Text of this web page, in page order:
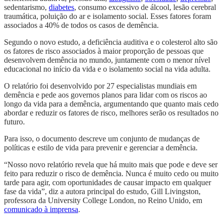
sedentarismo, diabetes, consumo excessivo de álcool, lesão cerebral
traumática, poluição do ar e isolamento social. Esses fatores foram
associados a 40% de todos os casos de demência.
Segundo o novo estudo, a deficiência auditiva e o colesterol alto são
os fatores de risco associados à maior proporção de pessoas que
desenvolvem demência no mundo, juntamente com o menor nível
educacional no início da vida e o isolamento social na vida adulta.
O relatório foi desenvolvido por 27 especialistas mundiais em
demência e pede aos governos planos para lidar com os riscos ao
longo da vida para a demência, argumentando que quanto mais cedo
abordar e reduzir os fatores de risco, melhores serão os resultados no
futuro.
Para isso, o documento descreve um conjunto de mudanças de
políticas e estilo de vida para prevenir e gerenciar a demência.
“Nosso novo relatório revela que há muito mais que pode e deve ser
feito para reduzir o risco de demência. Nunca é muito cedo ou muito
tarde para agir, com oportunidades de causar impacto em qualquer
fase da vida”, diz a autora principal do estudo, Gill Livingston,
professora da University College London, no Reino Unido, em
comunicado à imprensa.